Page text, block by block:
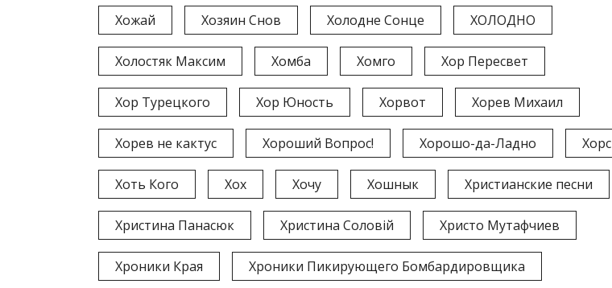
Хожай Хозяин Снов Холодне Сонце ХОЛОДНО
Холостяк Максим Хомба Хомго Хор Пересвет
Хор Турецкого Хор Юность Хорвот Хорев Михаил
Хорев не кактус Хороший Вопрос! Хорошо-да-Ладно Хорс
Хоть Кого Хох Хочу Хошнык Христианские песни
Христина Панасюк Христина Соловій Христо Мутафчиев
Хроники Края Хроники Пикирующего Бомбардировщика